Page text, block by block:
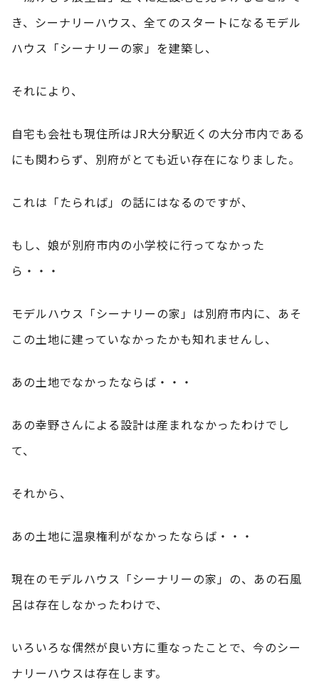
き、シーナリーハウス、全てのスタートになるモデル
ハウス「シーナリーの家」を建築し、
それにより、
自宅も会社も現住所はJR大分駅近くの大分市内である
にも関わらず、別府がとても近い存在になりました。
これは「たられば」の話にはなるのですが、
もし、娘が別府市内の小学校に行ってなかった
ら・・・
モデルハウス「シーナリーの家」は別府市内に、あそ
この土地に建っていなかったかも知れませんし、
あの土地でなかったならば・・・
あの幸野さんによる設計は産まれなかったわけでし
て、
それから、
あの土地に温泉権利がなかったならば・・・
現在のモデルハウス「シーナリーの家」の、あの石風
呂は存在しなかったわけで、
いろいろな偶然が良い方に重なったことで、今のシー
ナリーハウスは存在します。